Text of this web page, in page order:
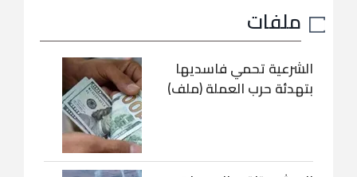
ملفات
الشرعية تحمي فاسديها
بتهدئة حرب العملة (ملف)